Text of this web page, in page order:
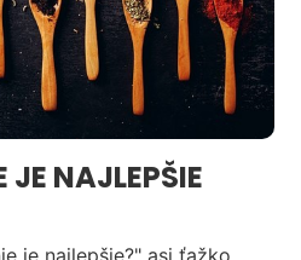
JE NAJLEPŠIE
je najlepšie?" asi ťažko